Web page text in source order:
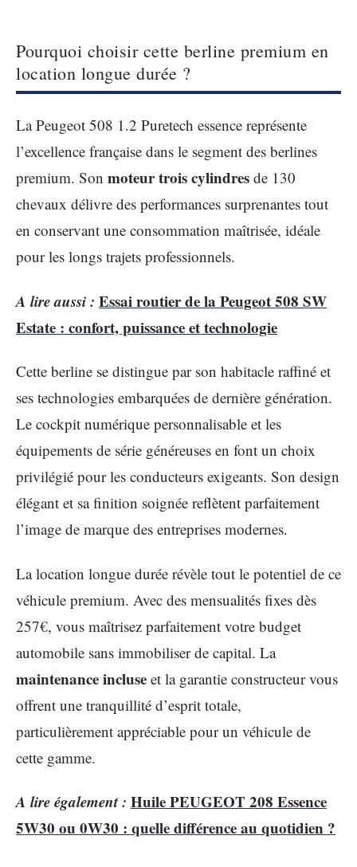
Pourquoi choisir cette berline premium en
location longue durée ?
La Peugeot 508 1.2 Puretech essence représente
l’excellence française dans le segment des berlines
premium. Son moteur trois cylindres de 130
chevaux délivre des performances surprenantes tout
en conservant une consommation maîtrisée, idéale
pour les longs trajets professionnels.
A lire aussi : Essai routier de la Peugeot 508 SW
Estate : confort, puissance et technologie
Cette berline se distingue par son habitacle raffiné et
ses technologies embarquées de dernière génération.
Le cockpit numérique personnalisable et les
équipements de série généreuses en font un choix
privilégié pour les conducteurs exigeants. Son design
élégant et sa finition soignée reflètent parfaitement
l’image de marque des entreprises modernes.
La location longue durée révèle tout le potentiel de ce
véhicule premium. Avec des mensualités fixes dès
257€, vous maîtrisez parfaitement votre budget
automobile sans immobiliser de capital. La
maintenance incluse et la garantie constructeur vous
offrent une tranquillité d’esprit totale,
particulièrement appréciable pour un véhicule de
cette gamme.
A lire également : Huile PEUGEOT 208 Essence
5W30 ou 0W30 : quelle différence au quotidien ?